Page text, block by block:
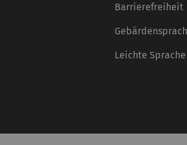
Barrierefreiheit
Leichte Sprache